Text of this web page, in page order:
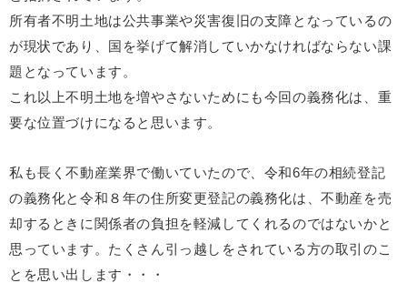
所有者不明土地は公共事業や災害復旧の支障となっているの
が現状であり、国を挙げて解消していかなければならない課
題となっています。
これ以上不明土地を増やさないためにも今回の義務化は、重
要な位置づけになると思います。
私も長く不動産業界で働いていたので、令和6年の相続登記
の義務化と令和８年の住所変更登記の義務化は、不動産を売
却するときに関係者の負担を軽減してくれるのではないかと
思っています。たくさん引っ越しをされている方の取引のこ
とを思い出します・・・